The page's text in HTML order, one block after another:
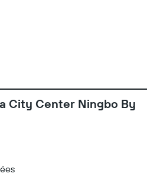
City Center Ningbo By